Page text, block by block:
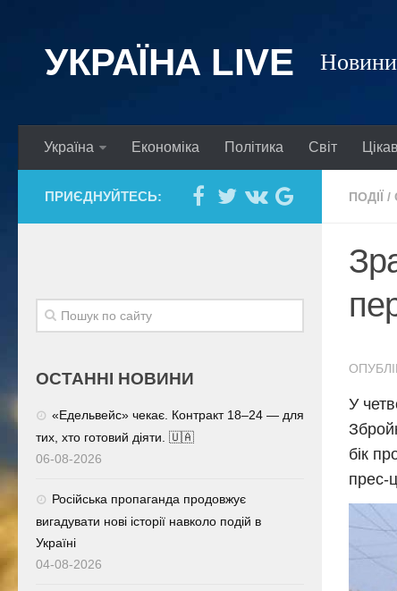
УКРАЇНА LIVE
Україна Економіка Політика Світ
ПОДІЇ /
У
бік
прес-
ПРИЄДНУЙТЕСЬ:
ОСТАННІ НОВИНИ
«Едельвейс» чекає. Контракт 18–24 — для
тих, хто готовий діяти. 🇺🇦
06-08-2026
Російська пропаганда продовжує
вигадувати нові історії навколо подій в
Україні
04-08-2026